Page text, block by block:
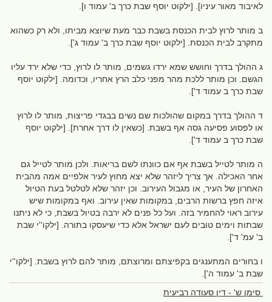
לאיבוד מאור עיניו]. [ילקוט יוסף שבת כרך ב' עמוד ו].
ב מותר לרוץ לבית הכנסת בשבת כבר מעת שיוצא מביתו, ולא רק כשהוא
מתקרב לבית הכנסת. [ילקוט יוסף שבת כרך ב' עמוד ג'].
ג ההולך בדרך וחושש שמא ירדו גשמים, מותר לו לרוץ, כדי שלא ירד עליו
הגשם. וכן מותר ללכת מהר מפני כלב הרץ אחריו, וכדומה. [ילקוט יוסף
שבת כרך ב עמוד ד'].
ד ההולך בדרך במקום שהולכות שם נשים בבגדי פריצות, מותר לו לרוץ
או לפסוע פסיעה גסה אף בשבת. [כשאין לו דרך אחרת]. [ילקוט יוסף
שבת כרך ב עמוד ד'].
ה מותר לטייל בשבת אף אם כוונתו לשם בריאות. ולכן מותר לטייל גם
אחר האכילה. אך צריך ליזהר שלא יצא מחוץ לעיר אלפיים אמה מהבית
האחרון של העיר, או מגבול העירוב. וכן יזהר שלא לטלטל בעת הטיול
איזה חפץ ברשות הרבים, במקומות שאין עירוב. ואף במקומות שיש
עירוב ראוי להחמיר בזה. ועל כל פנים לא ירבה בטיול בשבת, כי לא ניתנו
שבתות וימים טובים לעם ישראל אלא כדי שיעסקו בתורה. [ילקו''י שבת
ב' עמ' ד'].
ו בחורים המתענגים בקפיצתם ומרוצתם, מותר להם לרוץ בשבת. [ילקו''י
שבת ב' עמוד ה'].
סימן ש' - דין סעודה רביעית